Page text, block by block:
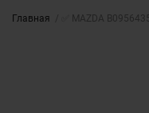
Главная ✅ MAZDA